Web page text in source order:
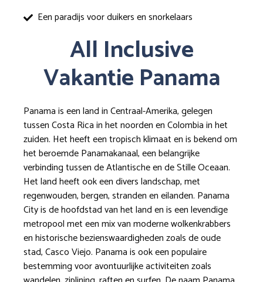
Een paradijs voor duikers en snorkelaars
All Inclusive
Vakantie Panama
Panama is een land in Centraal-Amerika, gelegen
tussen Costa Rica in het noorden en Colombia in het
zuiden. Het heeft een tropisch klimaat en is bekend om
het beroemde Panamakanaal, een belangrijke
verbinding tussen de Atlantische en de Stille Oceaan.
Het land heeft ook een divers landschap, met
regenwouden, bergen, stranden en eilanden. Panama
City is de hoofdstad van het land en is een levendige
metropool met een mix van moderne wolkenkrabbers
en historische bezienswaardigheden zoals de oude
stad, Casco Viejo. Panama is ook een populaire
bestemming voor avontuurlijke activiteiten zoals